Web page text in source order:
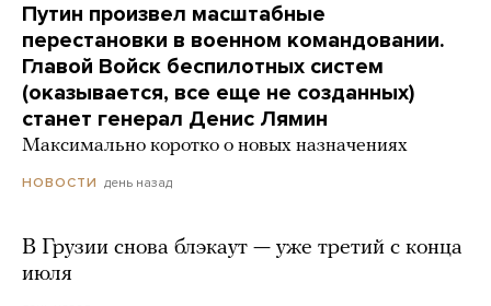
Путин произвел масштабные
перестановки в военном командовании.
Главой Войск беспилотных систем
(оказывается, все еще не созданных)
станет генерал Денис Лямин
Максимально коротко о новых назначениях
НОВОСТИ день назад
В Грузии снова блэкаут — уже третий с конца
июля